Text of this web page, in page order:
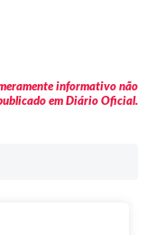
informativo não
em Diário Oficial.